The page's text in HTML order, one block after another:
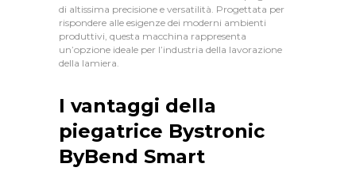
di altissima precisione e versatilità. Progettata per
rispondere alle esigenze dei moderni ambienti
produttivi, questa macchina rappresenta
un’opzione ideale per l’industria della lavorazione
della lamiera.
I vantaggi della
piegatrice Bystronic
ByBend Smart